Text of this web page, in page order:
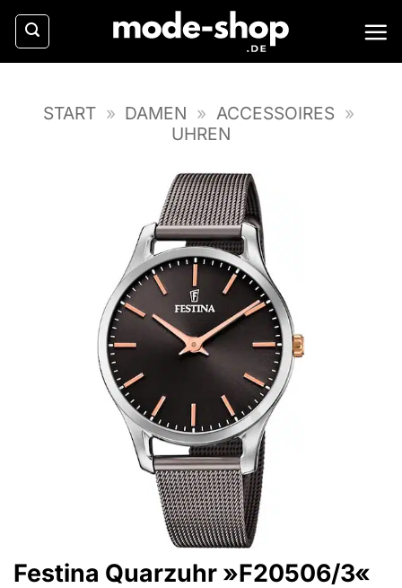
Zum
Inhalt
springen
START » DAMEN » ACCESSOIRES »
UHREN
Festina Quarzuhr »F20506/3«